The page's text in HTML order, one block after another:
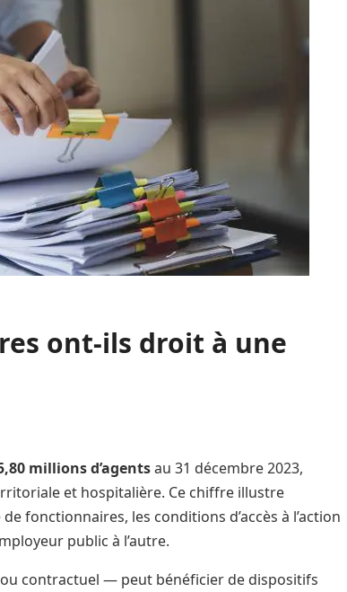
ont-ils droit à une
millions d’agentsau 31 décembre 2023,
et hospitalière. Ce chiffre illustre
fonctionnaires, les conditions d’accès à l’action
public à l’autre.
contractuel — peut bénéficier de dispositifs